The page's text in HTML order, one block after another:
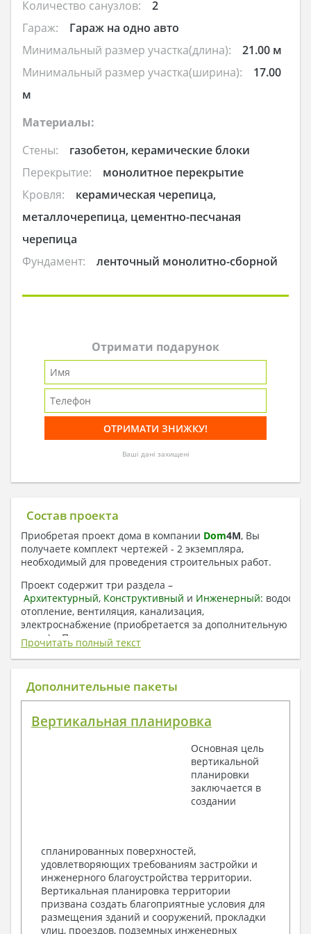
Количество санузлов:
2
Гараж:
Гараж на одно авто
Минимальный размер участка(длина):
21.00 м
Минимальный размер участка(ширина):
17.00
м
Материалы:
Стены:
газобетон, керамические блоки
Перекрытие:
монолитное перекрытие
Кровля:
керамическая черепица,
металлочерепица, цементно-песчаная
черепица
Фундамент:
ленточный монолитно-сборной
Отримати подарунок
Ваші дані захищені
Состав проекта
Приобретая проект дома в компании Dom4M, Вы
получаете комплект чертежей - 2 экземпляра,
необходимый для проведения строительных работ.
Проект содержит три раздела –
Архитектурный, Конструктивный и Инженерный:
отопление, вентиляция, канализация,
электроснабжение (приобретается за дополнительную
плату) + Пояснительная записка.
1. Архитектурный раздел:
Общие данные по проекту
Поэтажные маркировочные планы с
Разрезы и состав конструкций
Фасады с ведомостью внешних отделок
Элементы проемов – спецификация
Ведомость перемычек – сечения и
Архитектурные узлы в конструкциях
2. Конструктивный раздел:
Общие данные по проекту
Схемы расположения и расчеты фундаментов
Элементы каркаса – схемы расположения
Прочитать полный текст
Дополнительные пакеты
Вертикальная планировка
Основная цель
вертикальной
планировки
заключается в
создании
спланированных поверхностей,
удовлетворяющих требованиям застройки и
инженерного благоустройства территории.
Вертикальная планировка территории
призвана создать благоприятные условия для
размещения зданий и сооружений, прокладки
улиц, проездов, подземных инженерных